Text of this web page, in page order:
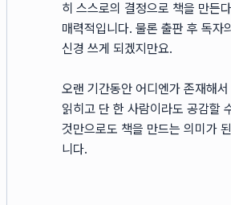
히 스스로의 결정으로 책을 만든
매력적입니다. 물론 출판 후 독자
신경 쓰게 되겠지만요.
오랜 기간동안 어디엔가 존재해서
읽히고 단 한 사람이라도 공감할
것만으로도 책을 만드는 의미가
니다.